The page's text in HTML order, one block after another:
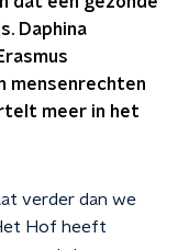
Daphina
mensenrechten
meer in het
verder dan we
Hof heeft